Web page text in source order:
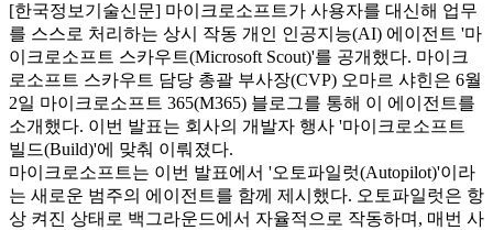
[한국정보기술신문] 마이크로소프트가 사용자를 대신해 업무
를 스스로 처리하는 상시 작동 개인 인공지능(AI) 에이전트 '마
이크로소프트 스카우트(Microsoft Scout)'를 공개했다. 마이크
로소프트 스카우트 담당 총괄 부사장(CVP) 오마르 샤힌은 6월
2일 마이크로소프트 365(M365) 블로그를 통해 이 에이전트를
소개했다. 이번 발표는 회사의 개발자 행사 '마이크로소프트
빌드(Build)'에 맞춰 이뤄졌다.
마이크로소프트는 이번 발표에서 '오토파일럿(Autopilot)'이라
는 새로운 범주의 에이전트를 함께 제시했다. 오토파일럿은 항
상 켜진 상태로 백그라운드에서 자율적으로 작동하며, 매번 사